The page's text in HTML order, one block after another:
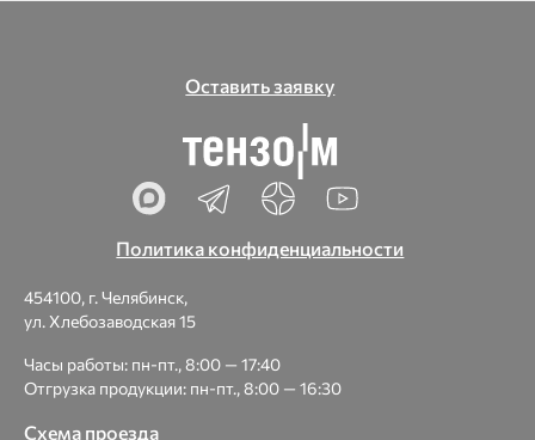
Оставить заявку
Политика конфиденциальности
454100, г. Челябинск,
ул. Хлебозаводская 15
Часы работы: пн-пт., 8:00 — 17:40
Отгрузка продукции: пн-пт., 8:00 — 16:30
Схема проезда